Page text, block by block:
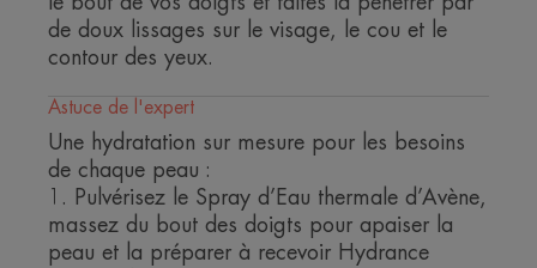
de doux lissages sur le visage, le cou et le
contour des yeux.
Astuce de l'expert
Une hydratation sur mesure pour les besoins
de chaque peau :
1. Pulvérisez le Spray d’Eau thermale d’Avène,
massez du bout des doigts pour apaiser la
peau et la préparer à recevoir Hydrance